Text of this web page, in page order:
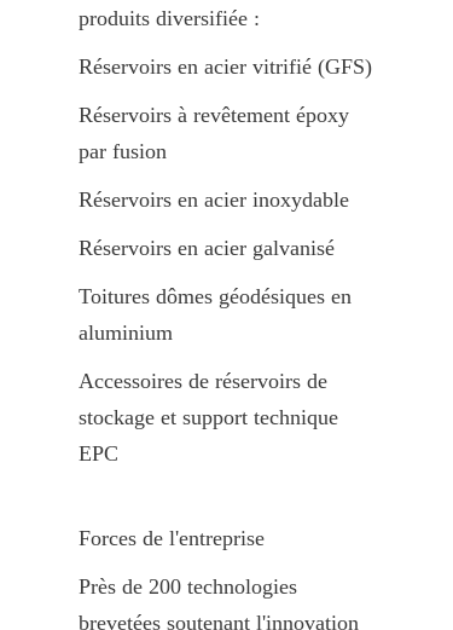
produits diversifiée :
Réservoirs en acier vitrifié (GFS)
Réservoirs à revêtement époxy
par fusion
Réservoirs en acier inoxydable
Réservoirs en acier galvanisé
Toitures dômes géodésiques en
aluminium
Accessoires de réservoirs de
stockage et support technique
EPC
Forces de l'entreprise
Près de 200 technologies
brevetées soutenant l'innovation